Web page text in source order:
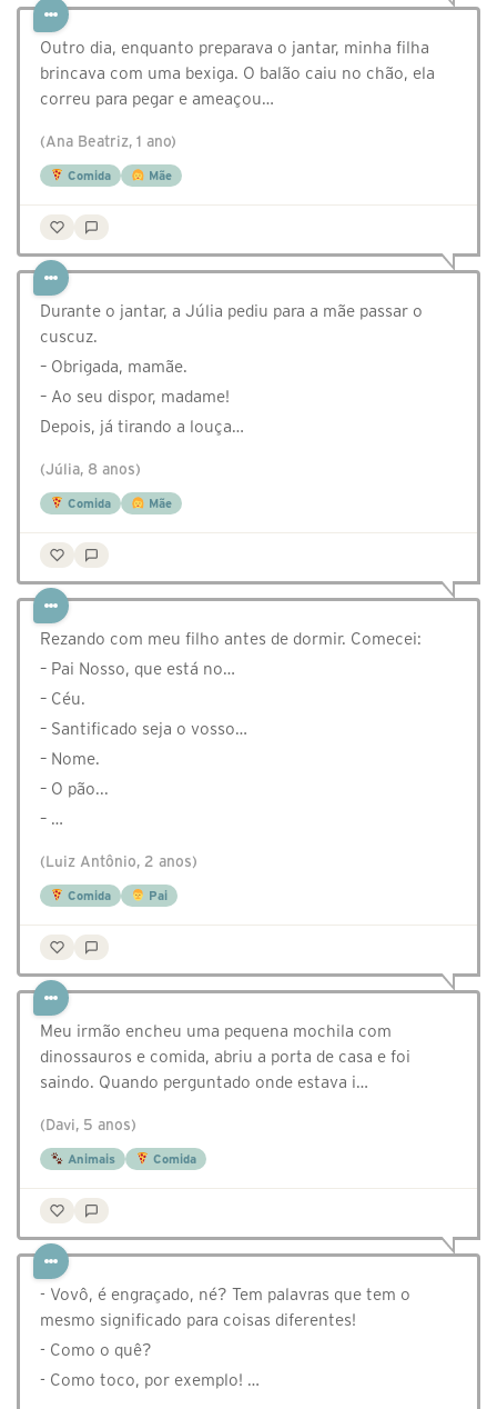
Outro dia, enquanto preparava o jantar, minha filha
brincava com uma bexiga. O balão caiu no chão, ela
correu para pegar e ameaçou…
(Ana Beatriz, 1 ano)
Comida Mãe
Durante o jantar, a Júlia pediu para a mãe passar o
cuscuz.
– Obrigada, mamãe.
– Ao seu dispor, madame!
Depois, já tirando a louça…
(Júlia, 8 anos)
Comida Mãe
Rezando com meu filho antes de dormir. Comecei:
– Pai Nosso, que está no…
– Céu.
– Santificado seja o vosso…
– Nome.
– O pão...
– …
(Luiz Antônio, 2 anos)
Comida Pai
Meu irmão encheu uma pequena mochila com
dinossauros e comida, abriu a porta de casa e foi
saindo. Quando perguntado onde estava i…
(Davi, 5 anos)
Animais Comida
- Vovô, é engraçado, né? Tem palavras que tem o
mesmo significado para coisas diferentes!
- Como o quê?
- Como toco, por exemplo! …